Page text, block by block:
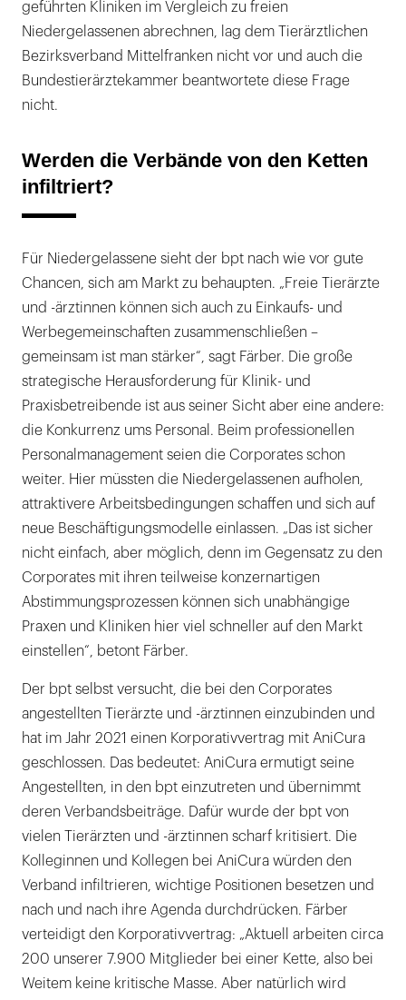
geführten Kliniken im Vergleich zu freien
Niedergelassenen abrechnen, lag dem Tierärztlichen
Bezirksverband Mittelfranken nicht vor und auch die
Bundestierärztekammer beantwortete diese Frage
nicht.
Werden die Verbände von den Ketten
infiltriert?
Für Niedergelassene sieht der bpt nach wie vor gute
Chancen, sich am Markt zu behaupten. „Freie Tierärzte
und -ärztinnen können sich auch zu Einkaufs- und
Werbegemeinschaften zusammenschließen –
gemeinsam ist man stärker“, sagt Färber. Die große
strategische Herausforderung für Klinik- und
Praxisbetreibende ist aus seiner Sicht aber eine andere:
die Konkurrenz ums Personal. Beim professionellen
Personalmanagement seien die Corporates schon
weiter. Hier müssten die Niedergelassenen aufholen,
attraktivere Arbeitsbedingungen schaffen und sich auf
neue Beschäftigungsmodelle einlassen. „Das ist sicher
nicht einfach, aber möglich, denn im Gegensatz zu den
Corporates mit ihren teilweise konzernartigen
Abstimmungsprozessen können sich unabhängige
Praxen und Kliniken hier viel schneller auf den Markt
einstellen“, betont Färber.
Der bpt selbst versucht, die bei den Corporates
angestellten Tierärzte und -ärztinnen einzubinden und
hat im Jahr 2021 einen Korporativvertrag mit AniCura
geschlossen. Das bedeutet: AniCura ermutigt seine
Angestellten, in den bpt einzutreten und übernimmt
deren Verbandsbeiträge. Dafür wurde der bpt von
vielen Tierärzten und -ärztinnen scharf kritisiert. Die
Kolleginnen und Kollegen bei AniCura würden den
Verband infiltrieren, wichtige Positionen besetzen und
nach und nach ihre Agenda durchdrücken. Färber
verteidigt den Korporativvertrag: „Aktuell arbeiten circa
200 unserer 7.900 Mitglieder bei einer Kette, also bei
Weitem keine kritische Masse. Aber natürlich wird